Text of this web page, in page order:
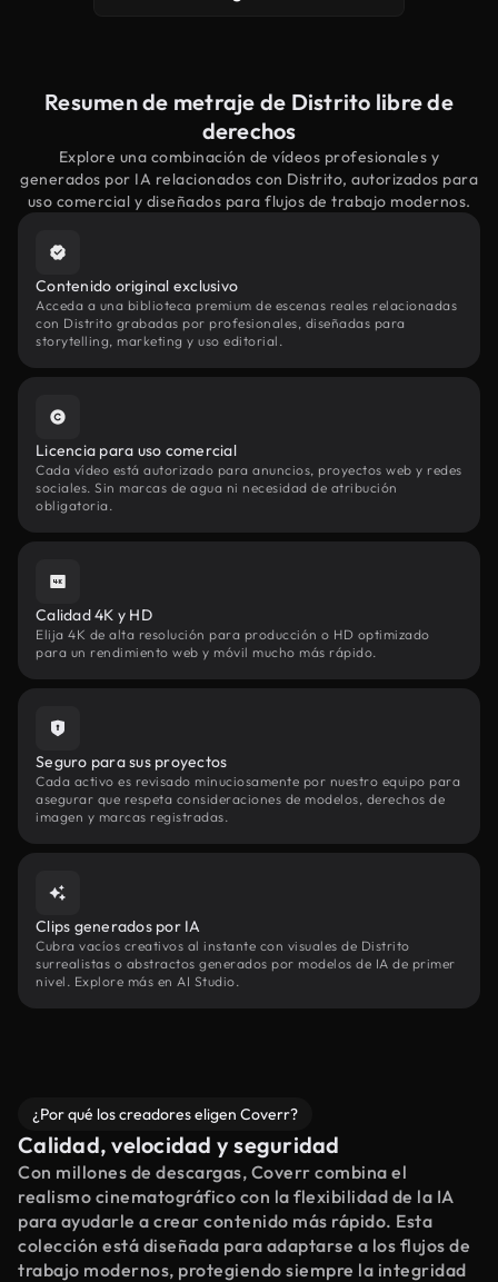
Resumen de metraje de Distrito libre de
derechos
Explore una combinación de vídeos profesionales y
generados por IA relacionados con Distrito, autorizados para
uso comercial y diseñados para flujos de trabajo modernos.
Contenido original exclusivo
Acceda a una biblioteca premium de escenas reales relacionadas
con Distrito grabadas por profesionales, diseñadas para
storytelling, marketing y uso editorial.
Licencia para uso comercial
Cada vídeo está autorizado para anuncios, proyectos web y redes
sociales. Sin marcas de agua ni necesidad de atribución
obligatoria.
Calidad 4K y HD
Elija 4K de alta resolución para producción o HD optimizado
para un rendimiento web y móvil mucho más rápido.
Seguro para sus proyectos
Cada activo es revisado minuciosamente por nuestro equipo para
asegurar que respeta consideraciones de modelos, derechos de
imagen y marcas registradas.
Clips generados por IA
Cubra vacíos creativos al instante con visuales de Distrito
surrealistas o abstractos generados por modelos de IA de primer
nivel. Explore más en AI Studio.
¿Por qué los creadores eligen Coverr?
Calidad, velocidad y seguridad
Con millones de descargas, Coverr combina el
realismo cinematográfico con la flexibilidad de la IA
para ayudarle a crear contenido más rápido. Esta
colección está diseñada para adaptarse a los flujos de
trabajo modernos, protegiendo siempre la integridad